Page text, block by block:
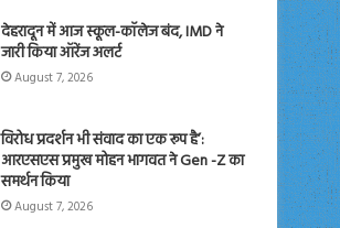
देहरादून में आज स्कूल-कॉलेज बंद, IMD ने
जारी किया ऑरेंज अलर्ट
August 7, 2026
विरोध प्रदर्शन भी संवाद का एक रूप है’:
आरएसएस प्रमुख मोहन भागवत ने Gen -Z का
समर्थन किया
August 7, 2026